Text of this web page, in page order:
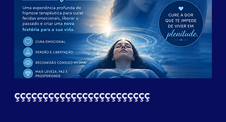
çççççççççççççççççççççççç